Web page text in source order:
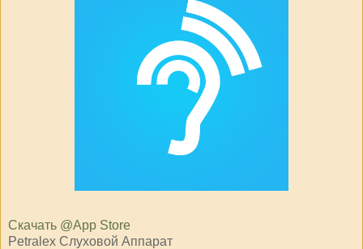
Скачать @App Store
Petralex Cлуховой Аппарат